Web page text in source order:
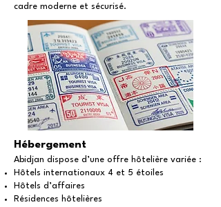
cadre moderne et sécurisé.
Hébergement
Abidjan dispose d’une offre hôtelière variée :
Hôtels internationaux 4 et 5 étoiles
Hôtels d’affaires
Résidences hôtelières